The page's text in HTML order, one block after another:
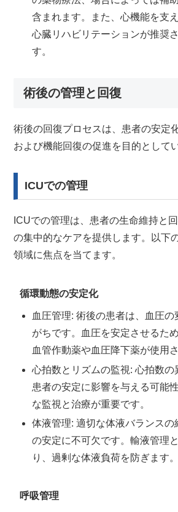
含まれます。また、心機能を支
心臓リハビリテーションが推奨
す。
術後の管理と回復
術後の回復プロセスは、患者の安定
および機能回復の促進を目的として
ICUでの管理
ICUでの管理は、患者の生命維持と
の集中的なケアを提供します。以下
領域に焦点を当てます。
循環動態の安定化
血圧管理: 術後の患者は、血圧の
がちです。血圧を安定させるた
血管作動薬や血圧降下薬が使用さ
心拍数とリズムの監視: 心拍数の
患者の安定に影響を与える可能
な監視と治療が重要です。
体液管理: 適切な体液バランスの
の安定に不可欠です。輸液管理
り、過剰な体液負荷を防ぎます。
呼吸管理